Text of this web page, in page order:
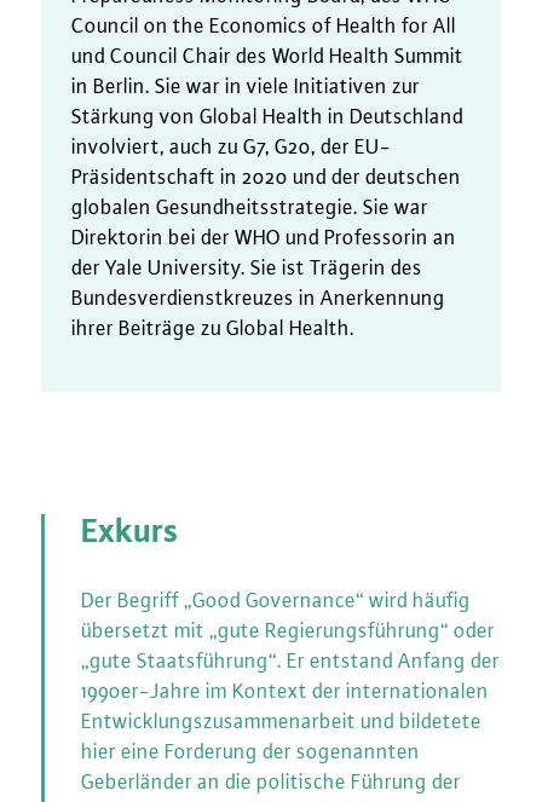
Council on the Economics of Health for All
und Council Chair des World Health Summit
in Berlin. Sie war in viele Initiativen zur
Stärkung von Global Health in Deutschland
involviert, auch zu G7, G20, der EU-
Präsidentschaft in 2020 und der deutschen
globalen Gesundheitsstrategie. Sie war
Direktorin bei der WHO und Professorin an
der Yale University. Sie ist Trägerin des
Bundesverdienstkreuzes in Anerkennung
ihrer Beiträge zu Global Health.
Exkurs
Der Begriff „Good Governance“ wird häufig
übersetzt mit „gute Regierungsführung“ oder
„gute Staatsführung“. Er entstand Anfang der
1990er-Jahre im Kontext der internationalen
Entwicklungszusammenarbeit und bildetete
hier eine Forderung der sogenannten
Geberländer an die politische Führung der